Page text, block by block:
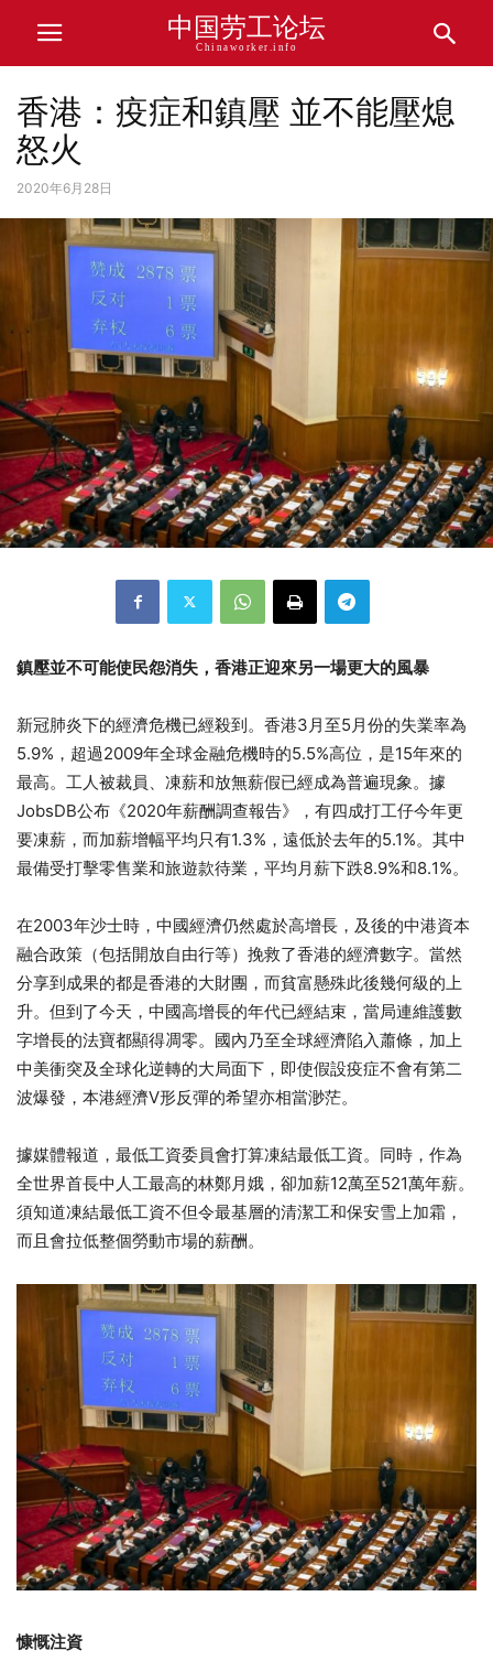
中国劳工论坛
Chinaworker.info
香港：疫症和鎮壓 並不能壓熄
怒火
2020年6月28日
鎮壓並不可能使民怨消失，香港正迎來另一場更大的風暴
新冠肺炎下的經濟危機已經殺到。香港3月至5月份的失業率為
5.9%，超過2009年全球金融危機時的5.5%高位， 是15年來的
最高。工人被裁員、 凍薪和放無薪假已經成為普遍現象。據
JobsDB公布《2020年薪酬調查報告》，有四成打工仔今年更
要凍薪， 而加薪增幅平均只有1.3%，遠低於去年的5.1%。 其中
最備受打擊零售業和旅遊款待業，平均月薪下跌8.9%和8.1%。
在2003年沙士時，中國經濟仍然處於高增長， 及後的中港資本
融合政策（包括開放自由行等） 挽救了香港的經濟數字。當然
分享到成果的都是香港的大財團， 而貧富懸殊此後幾何級的上
升。但到了今天， 中國高增長的年代已經結束， 當局連維護數
字增長的法寶都顯得凋零。 國內乃至全球經濟陷入蕭條， 加上
中美衝突及全球化逆轉的大局面下， 即使假設疫症不會有第二
波爆發， 本港經濟V形反彈的希望亦相當渺茫。
據媒體報道，最低工資委員會打算凍結最低工資。同時， 作為
全世界首長中人工最高的林鄭月娥， 卻加薪12萬至521萬年薪。
須知道凍結最低工資不但令最基層的清潔工和保安雪上加霜，
而且會拉低整個勞動市場的薪酬。
慷慨注資